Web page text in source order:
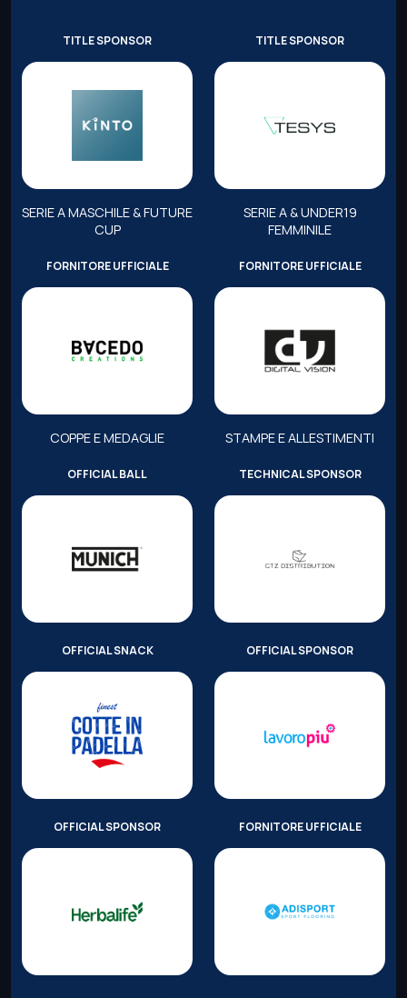
TITLE SPONSOR
SERIE A MASCHILE & FUTURE
CUP
TITLE SPONSOR
SERIE A & UNDER19
FEMMINILE
FORNITORE UFFICIALE
COPPE E MEDAGLIE
FORNITORE UFFICIALE
STAMPE E ALLESTIMENTI
OFFICIAL BALL TECHNICAL SPONSOR
OFFICIAL SNACK OFFICIAL SPONSOR
OFFICIAL SPONSOR FORNITORE UFFICIALE